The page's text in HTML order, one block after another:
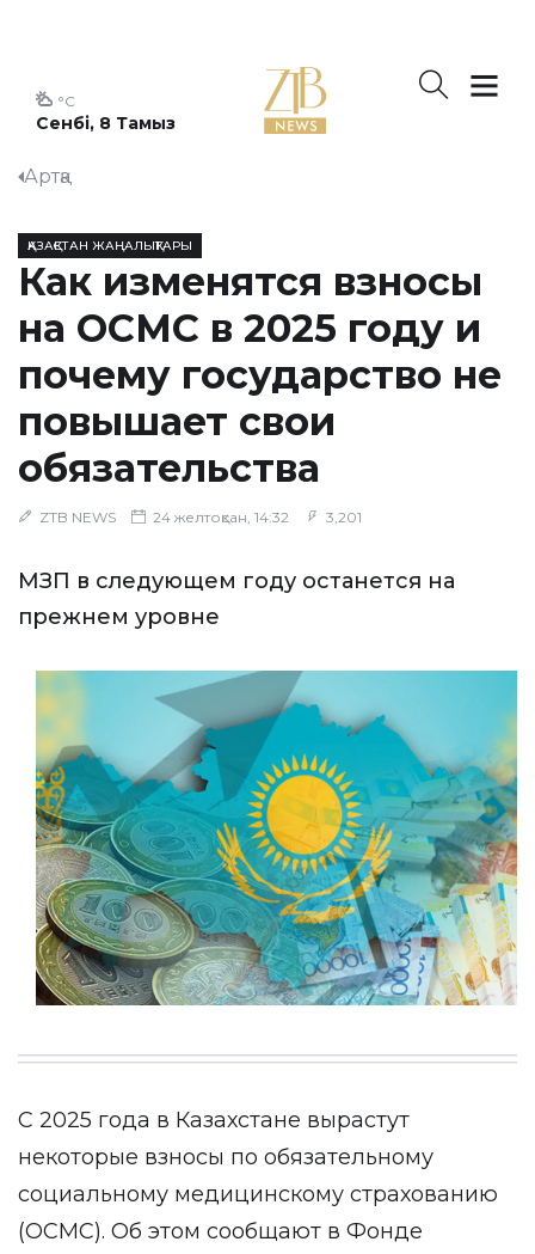
Сенбі, 8 Тамыз
°C
Артқа
ҚАЗАҚСТАН ЖАҢАЛЫҚТАРЫ
Как изменятся взносы
на ОСМС в 2025 году и
почему государство не
повышает свои
обязательства
ZTB NEWS 24 желтоқсан, 14:32 3,201
МЗП в следующем году останется на
прежнем уровне
С 2025 года в Казахстане вырастут
некоторые взносы по обязательному
социальному медицинскому страхованию
(ОСМС). Об этом сообщают в Фонде